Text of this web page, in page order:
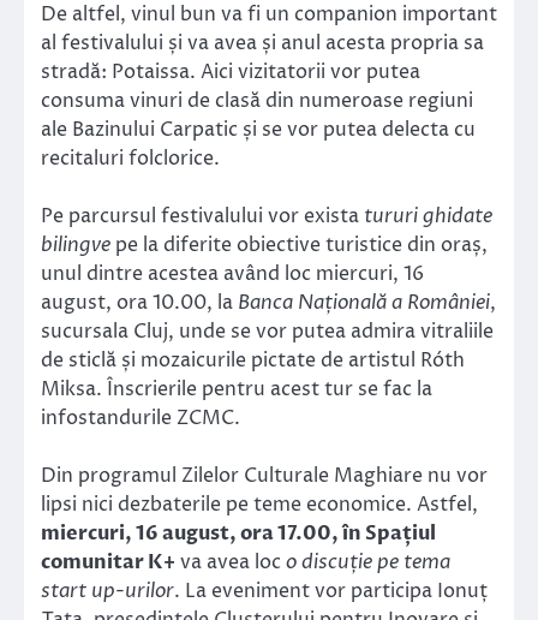
De altfel, vinul bun va fi un companion important
al festivalului și va avea și anul acesta propria sa
stradă: Potaissa. Aici vizitatorii vor putea
consuma vinuri de clasă din numeroase regiuni
ale Bazinului Carpatic și se vor putea delecta cu
recitaluri folclorice.
Pe parcursul festivalului vor exista tururi ghidate
bilingve pe la diferite obiective turistice din oraș,
unul dintre acestea având loc miercuri, 16
august, ora 10.00, la Banca Națională a României,
sucursala Cluj, unde se vor putea admira vitraliile
de sticlă și mozaicurile pictate de artistul Róth
Miksa. Înscrierile pentru acest tur se fac la
infostandurile ZCMC.
Din programul Zilelor Culturale Maghiare nu vor
lipsi nici dezbaterile pe teme economice. Astfel,
miercuri, 16 august, ora 17.00, în Spațiul
comunitar K+ va avea loco discuție pe tema
start up-urilor. La eveniment vor participa Ionuț